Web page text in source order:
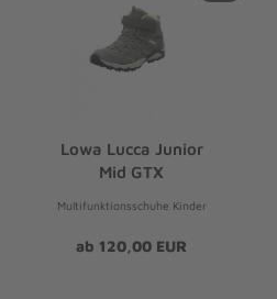
Lowa Lucca Junior
Mid GTX
Multifunktionsschuhe Kinder
ab 120,00 EUR